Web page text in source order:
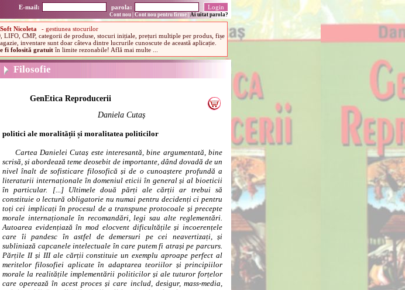
E-mail: parola:
Cont nou Cont nou pentru firme Ai uitat parola?
Filosofie
GenEtica Reproducerii
Daniela Cutaș
politici ale moralității și moralitatea politicilor
Cartea Danielei Cutaș este interesantă, bine argumentată, bine
scrisă, și abordează teme deosebit de importante, dând dovadă de un
nivel înalt de sofisticare filosofică și de o cunoaștere profundă a
literaturii internaționale în domeniul eticii în general și al bioeticii
în particular. [...] Ultimele două părți ale cărții ar trebui să
constituie o lectură obligatorie nu numai pentru decidenți ci pentru
toți cei implicați în procesul de a transpune protocoale și precepte
morale internaționale în recomandări, legi sau alte reglementări.
Autoarea evidențiază în mod elocvent dificultățile și incoerențele
care îi pandesc în astfel de demersuri pe cei neavertizați, și
subliniază capcanele intelectuale în care putem fi atrași pe parcurs.
Părțile II și III ale cărții constituie un exemplu aproape perfect al
meritelor filosofiei aplicate în adaptarea teoriilor și principiilor
morale la realitățile implementării politicilor și ale tuturor forțelor
care operează în acest proces și care includ, desigur, mass-media,